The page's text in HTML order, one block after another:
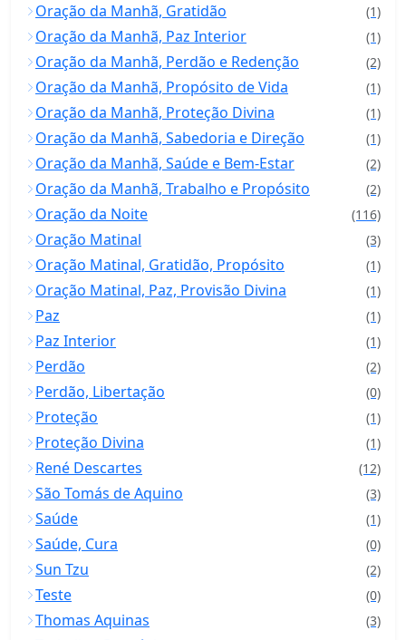
Oração da Manhã, Gratidão (1)
Oração da Manhã, Paz Interior (1)
Oração da Manhã, Perdão e Redenção (2)
Oração da Manhã, Propósito de Vida (1)
Oração da Manhã, Proteção Divina (1)
Oração da Manhã, Sabedoria e Direção (1)
Oração da Manhã, Saúde e Bem-Estar (2)
Oração da Manhã, Trabalho e Propósito (2)
Oração da Noite (116)
Oração Matinal (3)
Oração Matinal, Gratidão, Propósito (1)
Oração Matinal, Paz, Provisão Divina (1)
Paz (1)
Paz Interior (1)
Perdão (2)
Perdão, Libertação (0)
Proteção (1)
Proteção Divina (1)
René Descartes (12)
São Tomás de Aquino (3)
Saúde (1)
Saúde, Cura (0)
Sun Tzu (2)
Teste (0)
Thomas Aquinas (3)